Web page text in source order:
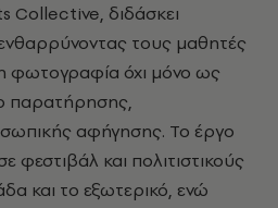
Collective, διδάσκει
τους μαθητές
φωτογραφία όχι μόνο ως
παρατήρησης,
αφήγησης. Το έργο
φεστιβάλ και πολιτιστικούς
και το εξωτερικό, ενώ